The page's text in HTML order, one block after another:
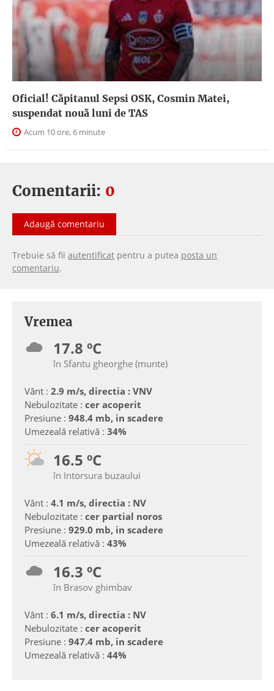
Oficial! Căpitanul Sepsi OSK, Cosmin Matei,
suspendat nouă luni de TAS
Acum 10 ore, 6 minute
Comentarii: 0
Adaugă comentariu
Trebuie să fii autentificat pentru a putea posta un
comentariu.
Vremea
17.8 ºC
în Sfantu gheorghe (munte)
Vânt : 2.9 m/s, directia : VNV
Nebulozitate : cer acoperit
Presiune : 948.4 mb, in scadere
Umezeală relativă : 34%
16.5 ºC
în Intorsura buzaului
Vânt : 4.1 m/s, directia : NV
Nebulozitate : cer partial noros
Presiune : 929.0 mb, in scadere
Umezeală relativă : 43%
16.3 ºC
în Brasov ghimbav
Vânt : 6.1 m/s, directia : NV
Nebulozitate : cer acoperit
Presiune : 947.4 mb, in scadere
Umezeală relativă : 44%